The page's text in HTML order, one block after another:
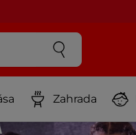
Zahrada